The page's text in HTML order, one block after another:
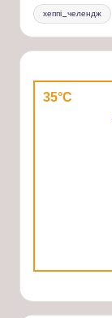
хеппі_челендж
35°C